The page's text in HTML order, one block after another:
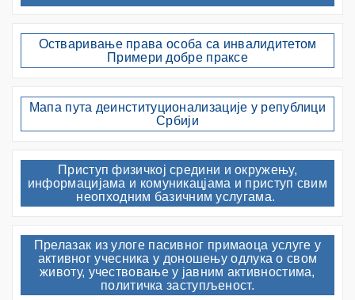
Остваривање права особа са инвалидитетом
Примери добре праксе
Мапа пута деинституционализације у републици
Србији
Приступ физичкој средини и окружењу,
информацијама и комуникацјама и приступ свим
неопходним базичним услугама.
Прелазак из улоге пасивног примаоца услуге у
активног учесника у доношењу одлука о свом
животу, учествовање у јавним активностима,
политичка заступљеност.